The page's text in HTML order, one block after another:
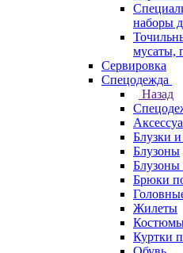
наборы
мусаты,
Сервировка
Спецодежда
Назад
Блузки
Блузоны
Блузоны
Брюки
Жилеты
Куртки